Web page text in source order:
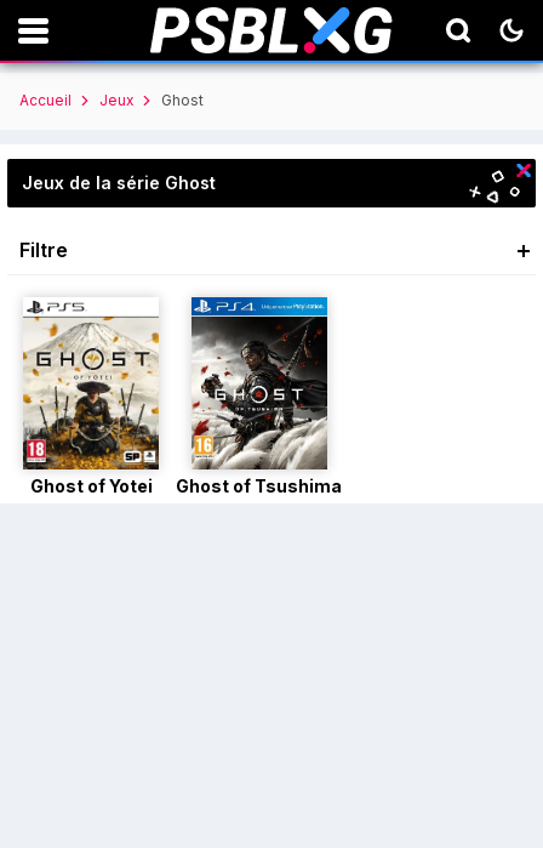
Accueil Jeux Ghost
Jeux de la série Ghost
Filtre
Ghost of Yotei Ghost of Tsushima